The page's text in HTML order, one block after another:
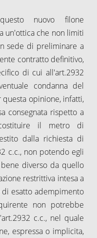
nuovo filone
un'ottica che non limiti
sede di preliminare a
contratto definitivo,
di cui all'art.2932
condanna del
opinione, infatti,
consegnata rispetto a
il metro di
dalla richiesta di
c.c., non potendo egli
diverso da quello
restrittiva intesa a
esatto adempimento
non potrebbe
c.c., nel quale
espressa o implicita,